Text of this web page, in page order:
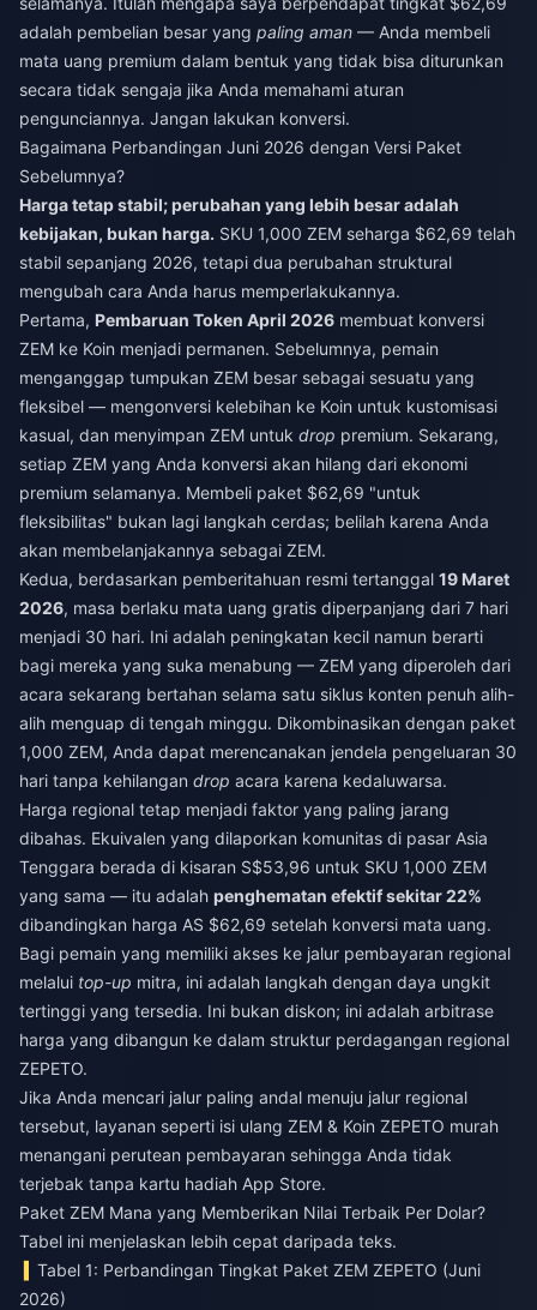
adalah pembelian besar yang paling aman — Anda membeli
mata uang premium dalam bentuk yang tidak bisa diturunkan
secara tidak sengaja jika Anda memahami aturan
pengunciannya. Jangan lakukan konversi.
Bagaimana Perbandingan Juni 2026 dengan Versi Paket
Sebelumnya?
Harga tetap stabil; perubahan yang lebih besar adalah
kebijakan, bukan harga. SKU 1,000 ZEM seharga $62,69 telah
stabil sepanjang 2026, tetapi dua perubahan struktural
mengubah cara Anda harus memperlakukannya.
Pertama, Pembaruan Token April 2026 membuat konversi
ZEM ke Koin menjadi permanen. Sebelumnya, pemain
menganggap tumpukan ZEM besar sebagai sesuatu yang
fleksibel — mengonversi kelebihan ke Koin untuk kustomisasi
kasual, dan menyimpan ZEM untuk drop premium. Sekarang,
setiap ZEM yang Anda konversi akan hilang dari ekonomi
premium selamanya. Membeli paket $62,69 "untuk
fleksibilitas" bukan lagi langkah cerdas; belilah karena Anda
akan membelanjakannya sebagai ZEM.
Kedua, berdasarkan pemberitahuan resmi tertanggal 19 Maret
2026, masa berlaku mata uang gratis diperpanjang dari 7 hari
menjadi 30 hari. Ini adalah peningkatan kecil namun berarti
bagi mereka yang suka menabung — ZEM yang diperoleh dari
acara sekarang bertahan selama satu siklus konten penuh alih-
alih menguap di tengah minggu. Dikombinasikan dengan paket
1,000 ZEM, Anda dapat merencanakan jendela pengeluaran 30
hari tanpa kehilangan drop acara karena kedaluwarsa.
Harga regional tetap menjadi faktor yang paling jarang
dibahas. Ekuivalen yang dilaporkan komunitas di pasar Asia
Tenggara berada di kisaran S$53,96 untuk SKU 1,000 ZEM
yang sama — itu adalah penghematan efektif sekitar 22%
dibandingkan harga AS $62,69 setelah konversi mata uang.
Bagi pemain yang memiliki akses ke jalur pembayaran regional
melalui top-up mitra, ini adalah langkah dengan daya ungkit
tertinggi yang tersedia. Ini bukan diskon; ini adalah arbitrase
harga yang dibangun ke dalam struktur perdagangan regional
ZEPETO.
Jika Anda mencari jalur paling andal menuju jalur regional
tersebut, layanan seperti isi ulang ZEM & Koin ZEPETO murah
menangani perutean pembayaran sehingga Anda tidak
terjebak tanpa kartu hadiah App Store.
Paket ZEM Mana yang Memberikan Nilai Terbaik Per Dolar?
Tabel ini menjelaskan lebih cepat daripada teks.
Tabel 1: Perbandingan Tingkat Paket ZEM ZEPETO (Juni
2026)